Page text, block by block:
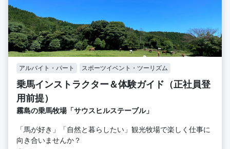
アルバイト・パート スポーツイベント・ツーリズム
乗馬インストラクター＆体験ガイド（正社員登
用前提）
霧島の乗馬牧場「サウスヒルステーブル」
「馬が好き」「自然と暮らしたい」観光牧場で楽しく仕事に
向き合いませんか？